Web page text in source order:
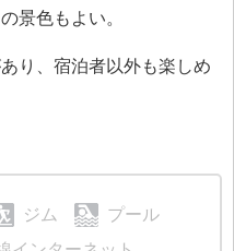
景色もよい。
り、宿泊者以外も楽しめ
ジム
プール